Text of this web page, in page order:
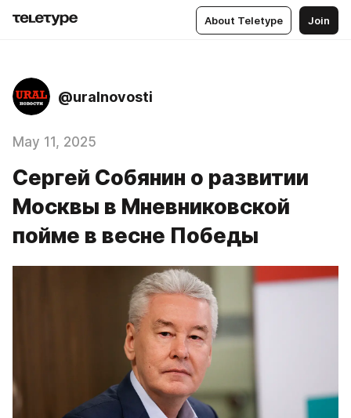
About Teletype Join
@uralnovosti
May 11, 2025
Сергей Собянин о развитии
Москвы в Мневниковской
пойме в весне Победы